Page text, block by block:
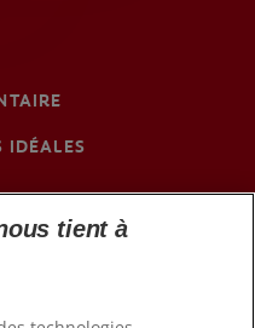
IDÉALES
tient à